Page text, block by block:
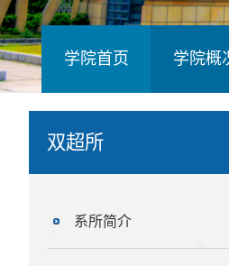
学院首页 学院概
双超所
系所简介